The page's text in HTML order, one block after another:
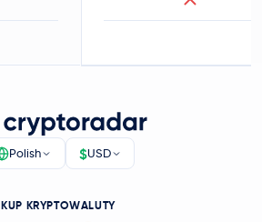
Polish $USD
KUP KRYPTOWALUTY